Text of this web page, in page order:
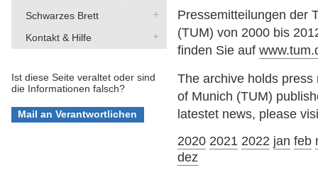
Schwarzes Brett
Kontakt & Hilfe
Ist diese Seite veraltet oder sind
die Informationen falsch?
Pressemitteilungen der
(TUM) von 2000 bis
finden Sie auf
The archive holds
of Munich (TUM)
latestet news, please
2020 2021 2022 jan feb
dez